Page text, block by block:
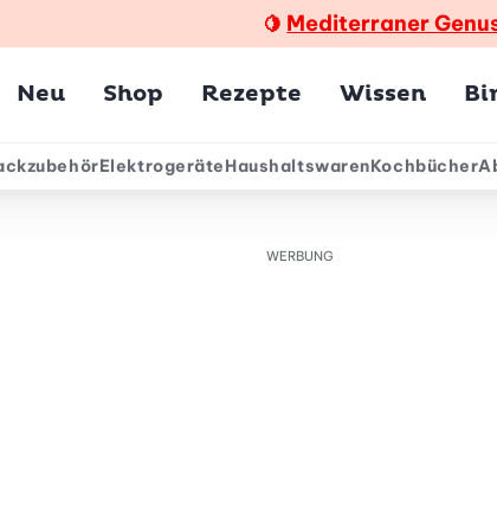
🍋 Mediterraner
Neu Shop Rezepte Wissen
ElektrogeräteHaushaltswarenKochbücher
WERBUNG